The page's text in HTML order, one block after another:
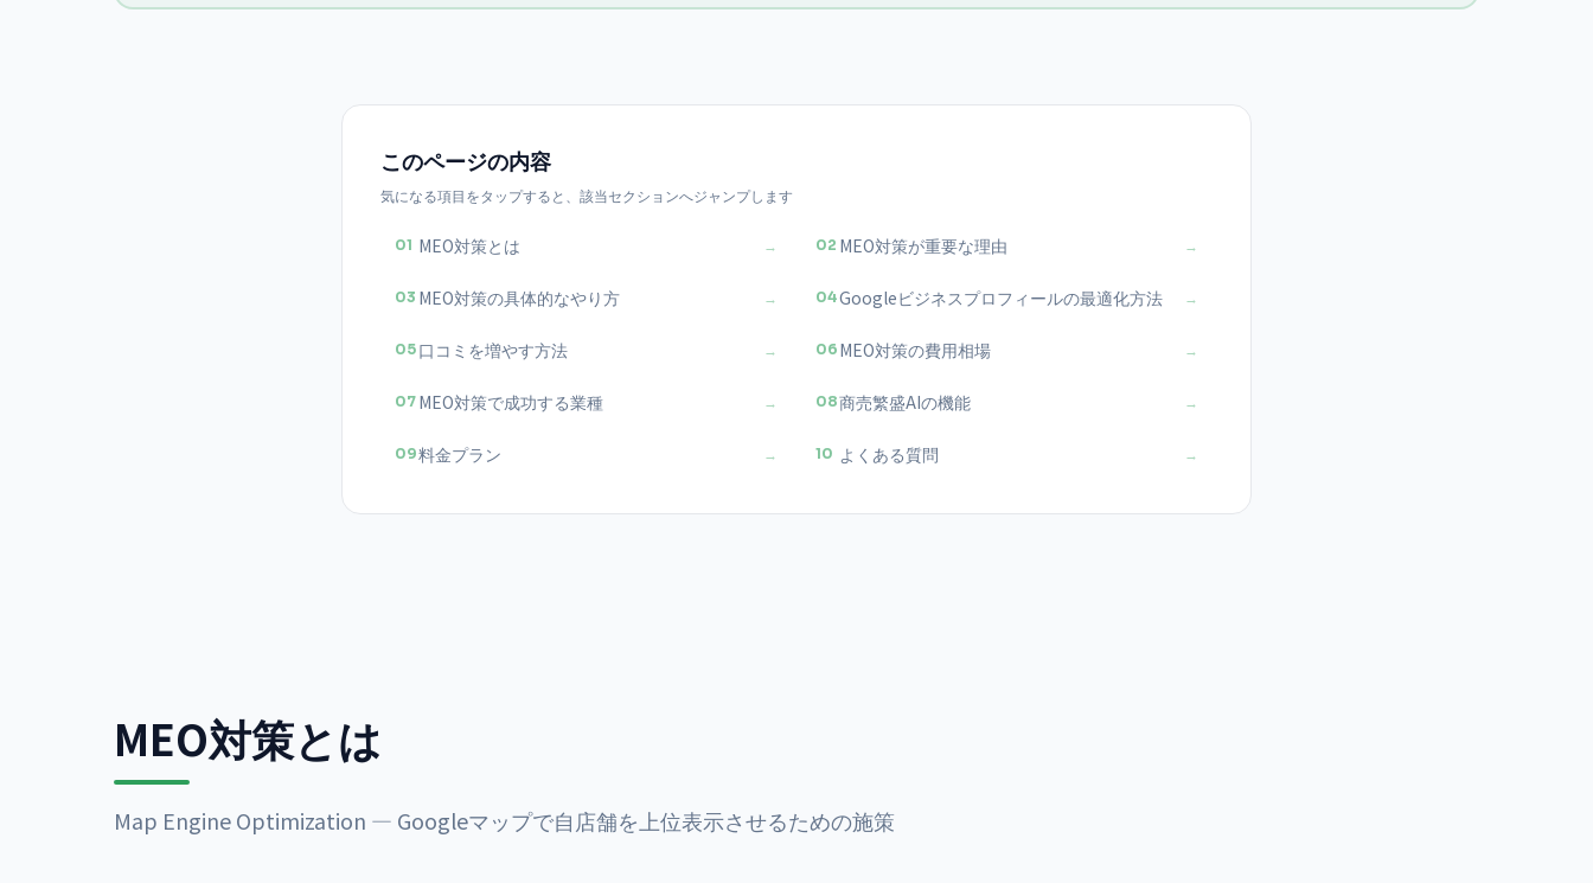
このページの内容
気になる項目をタップすると、該当セクションへジャンプします
01 MEO対策とは → 02 MEO対策が重要な理由 →
03 MEO対策の具体的なやり方 → 04Googleビジネスプロフィールの最適化方法 →
05 口コミを増やす方法 → 06 MEO対策の費用相場 →
07 MEO対策で成功する業種 → 08商売繁盛AIの機能 →
09料金プラン → 10 よくある質問 →
MEO対策とは
Map Engine Optimization — Googleマップで自店舗を上位表示させるための施策